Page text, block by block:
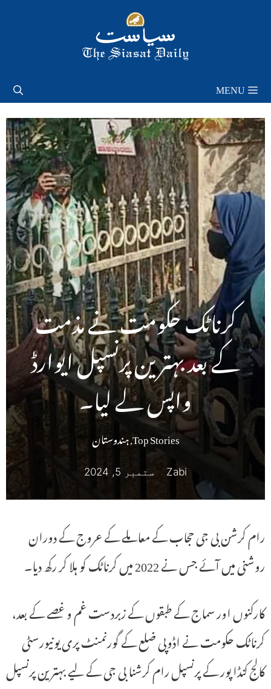
MENU
کرناٹک حکومت نے مذمت
کے بعد بہترین پرنسپل ایوارڈ
واپس لے لیا۔
Top Stories
,ہندوستان
Zabi ستمبر 5, 2024
رام کرشن بی جی حجاب کے معاملے کے عروج کے دوران
روشنی میں آئے جس نے 2022 میں کرناٹک کو ہلا کر رکھ دیا۔
کارکنوں اور سماج کے طبقوں کے زبردست غم و غصے کے بعد،
کرناٹک حکومت نے اڈوپی ضلع کے گورنمنٹ پری یونیورسٹی
کالج کنڈا پور کے پرنسپل رام کرشنا بی جی کے لیے بہترین پرنسپل